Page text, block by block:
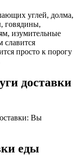
углей, долма,
говядины,
изумительные
славится
просто к порогу
доставки
Вы
еды